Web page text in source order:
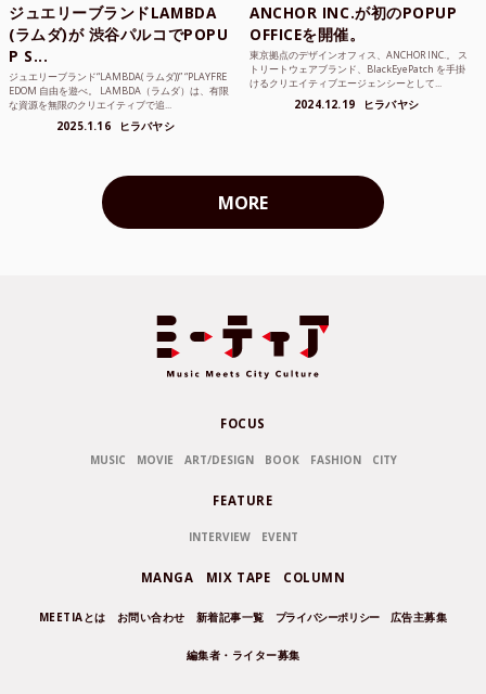
ジュエリーブランドLAMBDA
(ラムダ)が 渋谷パルコでPOPU
P S...
ジュエリーブランド“LAMBDA( ラムダ))” “PLAYFRE
EDOM 自由を遊べ。 LAMBDA（ラムダ）は、有限
な資源を無限のクリエイティブで追...
2025.1.16 ヒラバヤシ
ANCHOR INC.が初のPOPUP
OFFICEを開催。
東京拠点のデザインオフィス、ANCHOR INC.。 ス
トリートウェアブランド、BlackEyePatch を手掛
けるクリエイティブエージェンシーとして...
2024.12.19 ヒラバヤシ
MORE
FOCUS
MUSIC MOVIE ART/DESIGN BOOK FASHION CITY
FEATURE
INTERVIEW EVENT
MANGA MIX TAPE COLUMN
MEETIAとは お問い合わせ 新着記事一覧 プライバシーポリシー 広告主募集
編集者・ライター募集